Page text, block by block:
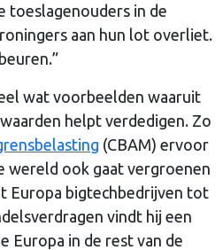
toeslagenouders in de
aan hun lot overliet.
wat voorbeelden waaruit
helpt verdedigen. Zo
(CBAM) ervoor
wereld ook gaat vergroenen
Europa bigtechbedrijven tot
vindt hij een
Europa in de rest van de